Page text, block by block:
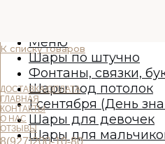
ДОСТАВКА/ОПЛАТА
ГЛАВНАЯ
КОНТАКТЫ
О НАС
ОТЗЫВЫ
8(927)200-10-80
К списку товаров
Меню
Шары по штучно
Фонтаны, связки,
Шары под потолок
1 сентября (День
Шары для девочек
Шары для